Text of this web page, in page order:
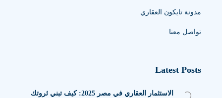
مدونة تايكون العقاري
تواصل معنا
Latest Posts
الاستثمار العقاري في مصر 2025: كيف تبني ثروتك